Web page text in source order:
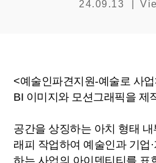
24.09.13
<예술인파견지원-예술로 사
BI 이미지와 모션그래픽을 제
공간을 상징하는 아치 형태
래피 작업하여 예술인과 기업
하는 사업의 아이덴티티를 표